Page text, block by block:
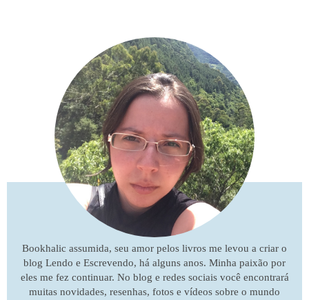
Bookhalic assumida, seu amor pelos livros me levou a criar o
blog Lendo e Escrevendo, há alguns anos. Minha paixão por
eles me fez continuar. No blog e redes sociais você encontrará
muitas novidades, resenhas, fotos e vídeos sobre o mundo